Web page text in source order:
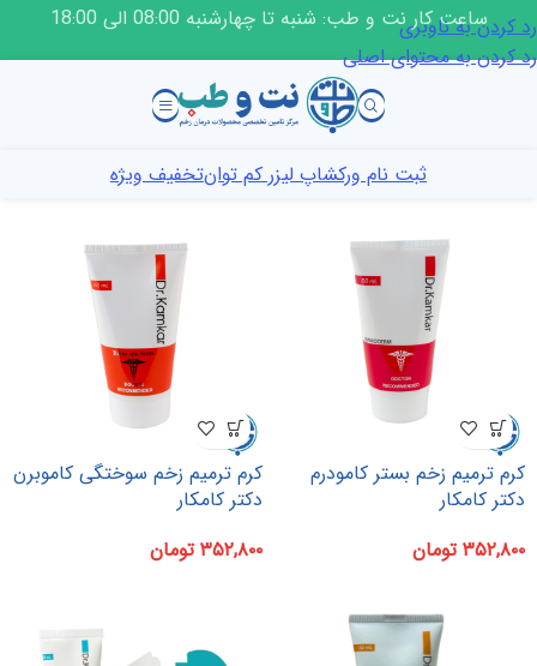
رد کردن به ناوبری
رد کردن به محتوای اصلی
ساعت کار نت و طب: شنبه تا چهارشنبه 08:00 الی 18:00
ثبت نام ورکشاپ لیزر کم توانتخفیف ویژه
کرم ترمیم زخم بستر کامودرم
دکتر کامکار
۳۵۲,۸۰۰ تومان
کرم ترمیم زخم سوختگی کاموبرن
دکتر کامکار
۳۵۲,۸۰۰ تومان